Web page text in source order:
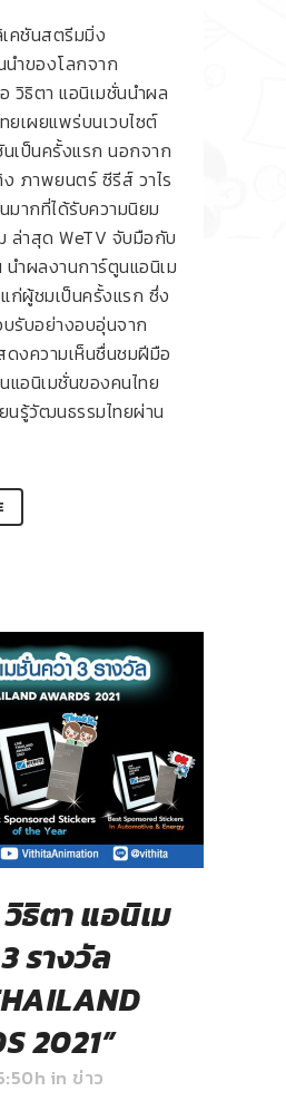
คชันสตรีมมิ่ง
ำของโลกจาก
วิธิตา แอนิเมชั่นนำผล
ยเผยแพร่บนเวบไซต์
เป็นครั้งแรก นอกจาก
ภาพยนตร์ ซีรีส์ วาไร
มากที่ได้รับความนิยม
าสุด WeTV จับมือกับ
นำผลงานการ์ตูนแอนิเม
ก่ผู้ชมเป็นครั้งแรก ซึ่ง
รับอย่างอบอุ่นจาก
งความเห็นชื่นชมฝีมือ
แอนิเมชั่นของคนไทย
นรู้วัฒนธรรมไทยผ่าน
วิธิตา แอนิเม
รางวัล
2021”
in ข่าว